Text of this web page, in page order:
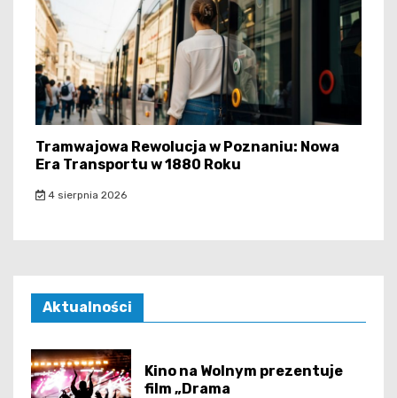
Tramwajowa Rewolucja w Poznaniu: Nowa
Era Transportu w 1880 Roku
4 sierpnia 2026
Aktualności
Kino na Wolnym prezentuje
film „Drama